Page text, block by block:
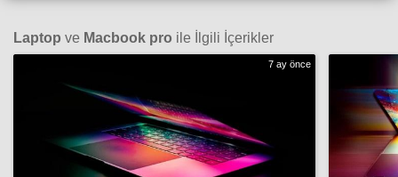
Laptop ve Macbook pro ile İlgili İçerikler
7 ay önce